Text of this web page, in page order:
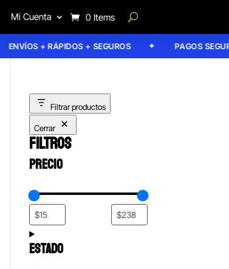
Mi Cuenta 0 Items
ENVÍOS + RÁPIDOS + SEGUROS PAGOS SEGUROS
Filtrar productos
Cerrar
FILTROS
PRECIO
ESTADO